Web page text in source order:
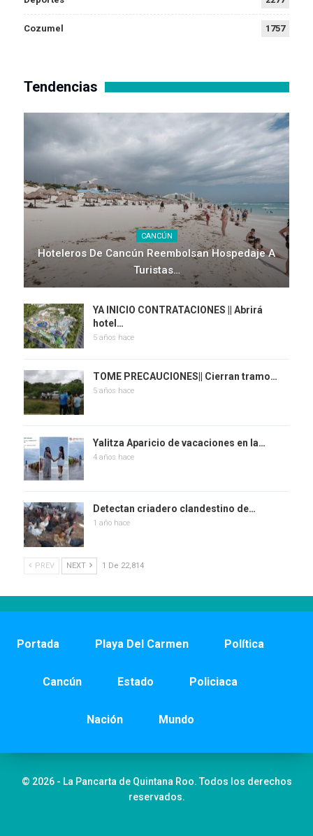
Cozumel 1757
Tendencias
CANCÚN
Hoteleros De Cancún Reembolsan Hospedaje A
Turistas…
YA INICIO CONTRATACIONES || Abrirá
hotel…
5 años hace
TOME PRECAUCIONES|| Cierran tramo…
5 años hace
Yalitza Aparicio de vacaciones en la…
4 años hace
Detectan criadero clandestino de…
1 año hace
PREV NEXT 1 De 22,814
Portada Playa Del Carmen Política
Cancún Estado Policiaca
Nación Mundo
© 2026 - La Pancarta de Quintana Roo. Todos los derechos
reservados.